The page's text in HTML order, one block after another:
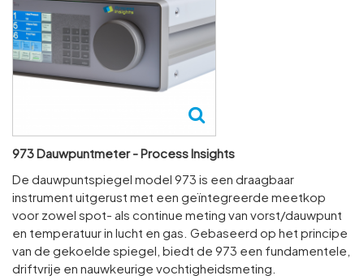
973 Dauwpuntmeter - Process Insights
De dauwpuntspiegel model 973 is een draagbaar
instrument uitgerust met een geïntegreerde meetkop
voor zowel spot- als continue meting van vorst/dauwpunt
en temperatuur in lucht en gas. Gebaseerd op het principe
van de gekoelde spiegel, biedt de 973 een fundamentele,
driftvrije en nauwkeurige vochtigheidsmeting.